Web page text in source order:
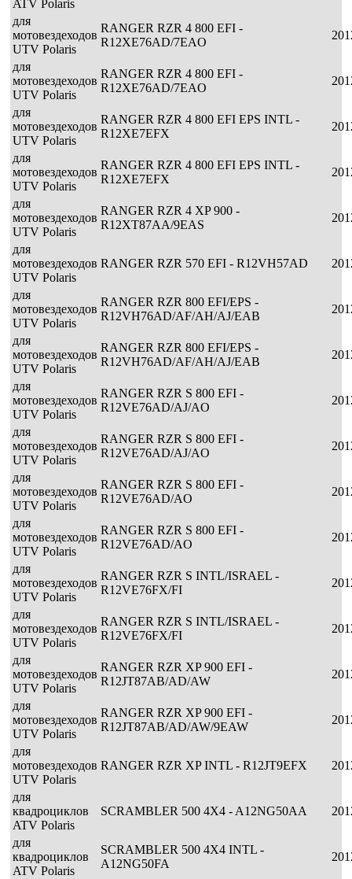
ATV Polaris
для
мотовездеходов
UTV Polaris
RANGER RZR 4 800 EFI -
R12XE76AD/7EAO
для
мотовездеходов
UTV Polaris
RANGER RZR 4 800 EFI -
R12XE76AD/7EAO
для
мотовездеходов
UTV Polaris
RANGER RZR 4 800 EFI EPS INTL -
R12XE7EFX
для
мотовездеходов
UTV Polaris
RANGER RZR 4 800 EFI EPS INTL -
R12XE7EFX
для
мотовездеходов
UTV Polaris
RANGER RZR 4 XP 900 -
R12XT87AA/9EAS
для
мотовездеходов
UTV Polaris
RANGER RZR 570 EFI - R12VH57AD
для
мотовездеходов
UTV Polaris
RANGER RZR 800 EFI/EPS -
R12VH76AD/AF/AH/AJ/EAB
для
мотовездеходов
UTV Polaris
RANGER RZR 800 EFI/EPS -
R12VH76AD/AF/AH/AJ/EAB
для
мотовездеходов
UTV Polaris
RANGER RZR S 800 EFI -
R12VE76AD/AJ/AO
для
мотовездеходов
UTV Polaris
RANGER RZR S 800 EFI -
R12VE76AD/AJ/AO
для
мотовездеходов
UTV Polaris
RANGER RZR S 800 EFI -
R12VE76AD/AO
для
мотовездеходов
UTV Polaris
RANGER RZR S 800 EFI -
R12VE76AD/AO
для
мотовездеходов
UTV Polaris
RANGER RZR S INTL/ISRAEL -
R12VE76FX/FI
для
мотовездеходов
UTV Polaris
RANGER RZR S INTL/ISRAEL -
R12VE76FX/FI
для
мотовездеходов
UTV Polaris
RANGER RZR XP 900 EFI -
R12JT87AB/AD/AW
для
мотовездеходов
UTV Polaris
RANGER RZR XP 900 EFI -
R12JT87AB/AD/AW/9EAW
для
мотовездеходов
UTV Polaris
RANGER RZR XP INTL - R12JT9EFX
для
квадроциклов
ATV Polaris
SCRAMBLER 500 4X4 - A12NG50AA
для
квадроциклов
ATV Polaris
SCRAMBLER 500 4X4 INTL -
A12NG50FA